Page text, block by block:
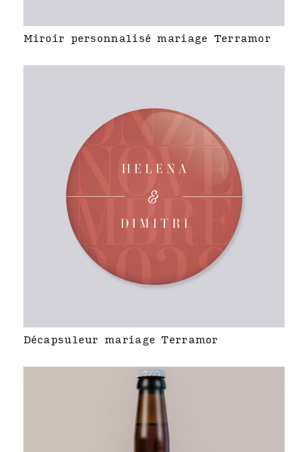
Miroir personnalisé mariage Terramor
Décapsuleur mariage Terramor